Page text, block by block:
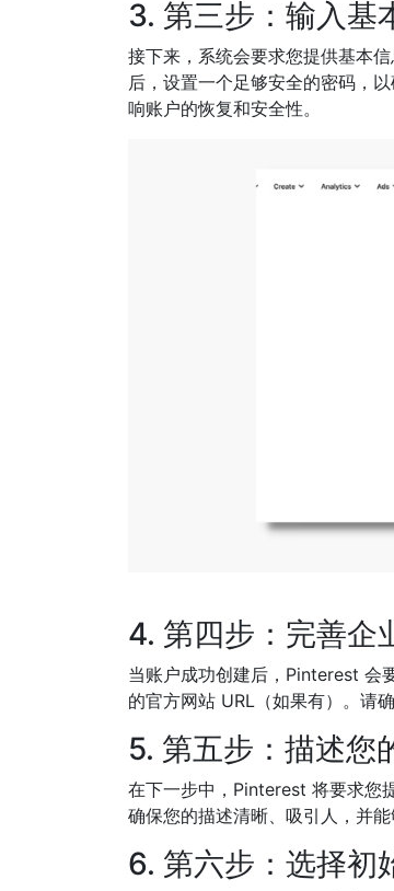
3. 第三步：输入基
接下来，系统会要求您提供基本
后，设置一个足够安全的密码，
响账户的恢复和安全性。
4. 第四步：完善企
当账户成功创建后，Pinterest 会
的官方网站 URL（如果有）。请
5. 第五步：描述您
在下一步中，Pinterest 将要求您
确保您的描述清晰、吸引人，并
6. 第六步：选择初